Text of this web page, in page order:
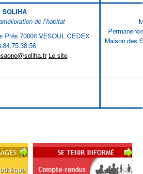
SOLIHA
de l'habitat
Prés 70006 VESOUL CEDEX
Le site
Maison des